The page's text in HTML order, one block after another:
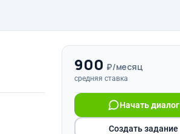
900 ₽/месяц
средняя ставка
Начать диалог
Создать задание